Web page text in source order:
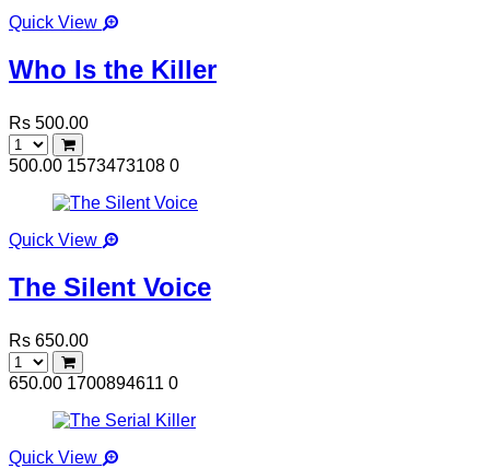
Quick View
Who Is the Killer
Rs 500.00
500.00 1573473108 0
Quick View
The Silent Voice
Rs 650.00
650.00 1700894611 0
Quick View